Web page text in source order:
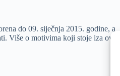
do 09. siječnja 2015. godine, a
Više o motivima koji stoje iza ovog